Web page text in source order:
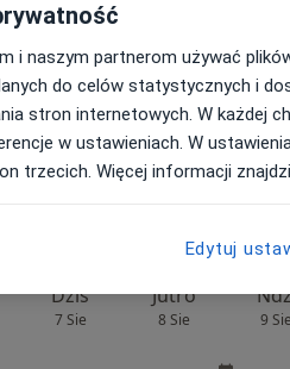
Brak kalendarza w Twojej
Pokaż adresy z
Dziś
7 Sie
Jutro
8 Sie 9 Sie
i naszym partnerom używać
do celów statystycznych i
stron internetowych. W każdej
w ustawieniach. W
trzecich. Więcej informacji
Edytuj